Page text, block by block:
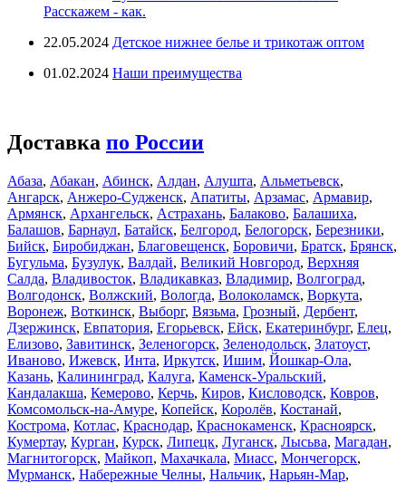
Расскажем - как.
22.05.2024 Детское нижнее белье и трикотаж оптом
01.02.2024 Наши преимущества
Доставка по России
Абаза, Абакан, Абинск, Алдан, Алушта, Альметьевск,
Ангарск, Анжеро-Судженск, Апатиты, Арзамас, Армавир,
Армянск, Архангельск, Астрахань, Балаково, Балашиха,
Балашов, Барнаул, Батайск, Белгород, Белогорск, Березники,
Бийск, Биробиджан, Благовещенск, Боровичи, Братск, Брянск,
Бугульма, Бузулук, Валдай, Великий Новгород, Верхняя
Салда, Владивосток, Владикавказ, Владимир, Волгоград,
Волгодонск, Волжский, Вологда, Волоколамск, Воркута,
Воронеж, Воткинск, Выборг, Вязьма, Грозный, Дербент,
Дзержинск, Евпатория, Егорьевск, Ейск, Екатеринбург, Елец,
Елизово, Завитинск, Зеленогорск, Зеленодольск, Златоуст,
Иваново, Ижевск, Инта, Иркутск, Ишим, Йошкар-Ола,
Казань, Калининград, Калуга, Каменск-Уральский,
Кандалакша, Кемерово, Керчь, Киров, Кисловодск, Ковров,
Комсомольск-на-Амуре, Копейск, Королёв, Костанай,
Кострома, Котлас, Краснодар, Краснокаменск, Красноярск,
Кумертау, Курган, Курск, Липецк, Луганск, Лысьва, Магадан,
Магнитогорск, Майкоп, Махачкала, Миасс, Мончегорск,
Мурманск, Набережные Челны, Нальчик, Нарьян-Мар,